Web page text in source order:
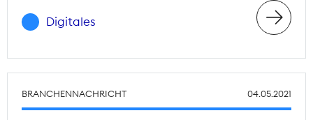
Digitales
BRANCHENNACHRICHT 04.05.2021